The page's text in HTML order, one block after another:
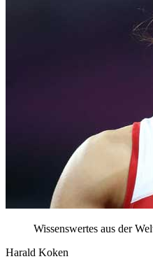
Wissenswertes aus der
Harald Koken